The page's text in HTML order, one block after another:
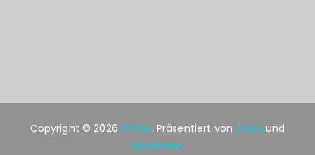
Copyright © 2026 PhVSA. Präsentiert von Zakra und
WordPress.